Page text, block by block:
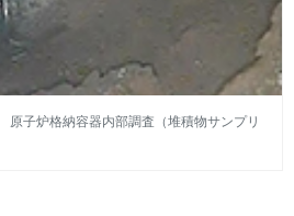
子炉格納容器内部調査（堆積物サンプリ